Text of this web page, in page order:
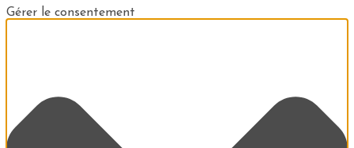
Gérer le consentement